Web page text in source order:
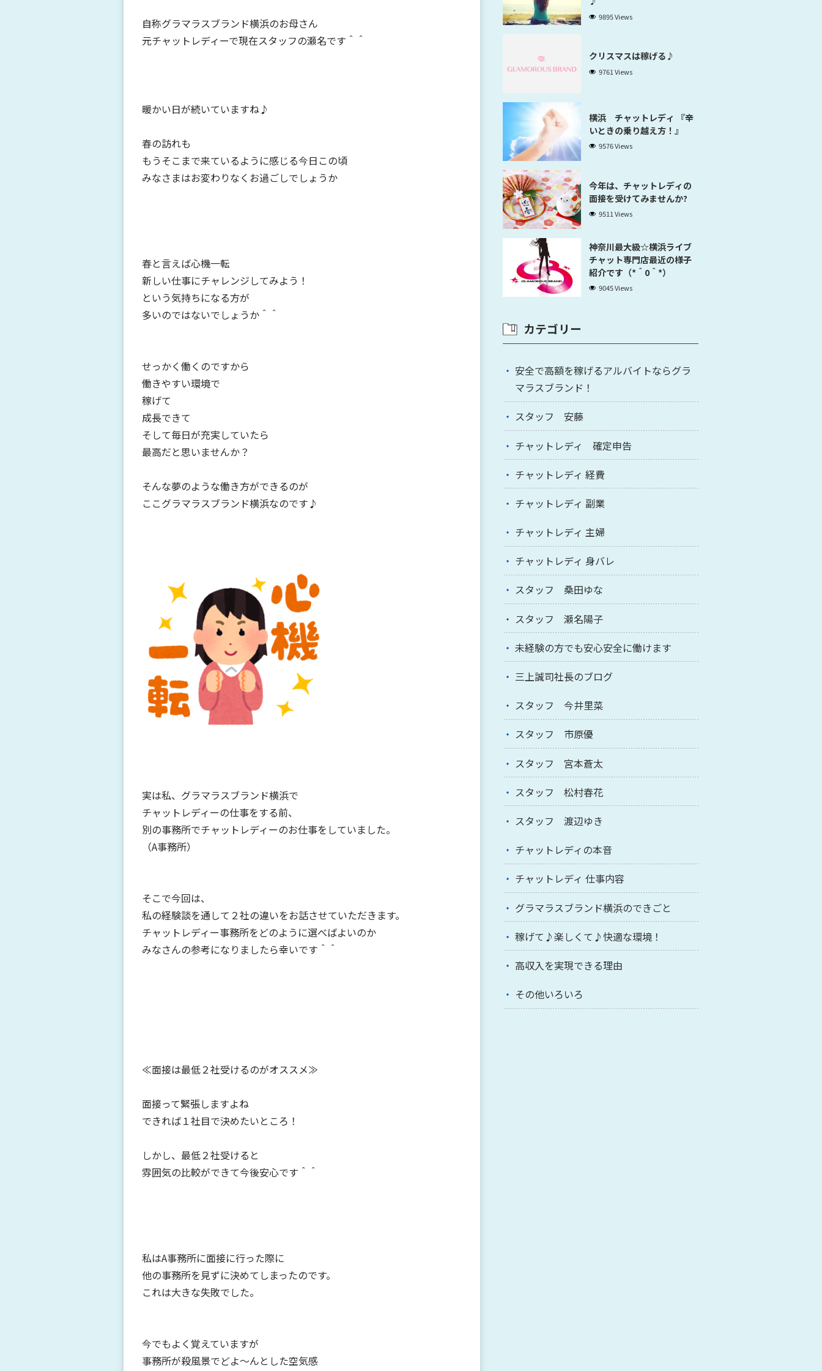
自称グラマラスブランド横浜のお母さん
元チャットレディーで現在スタッフの瀬名です＾＾
暖かい日が続いていますね♪
春の訪れも
もうそこまで来ているように感じる今日この頃
みなさまはお変わりなくお過ごしでしょうか
春と言えば心機一転
新しい仕事にチャレンジしてみよう！
という気持ちになる方が
多いのではないでしょうか＾＾
せっかく働くのですから
働きやすい環境で
稼げて
成長できて
そして毎日が充実していたら
最高だと思いませんか？
そんな夢のような働き方ができるのが
ここグラマラスブランド横浜なのです♪
実は私、グラマラスブランド横浜で
チャットレディーの仕事をする前、
別の事務所でチャットレディーのお仕事をしていました。
（A事務所）
そこで今回は、
私の経験談を通して２社の違いをお話させていただきます。
チャットレディー事務所をどのように選べばよいのか
みなさんの参考になりましたら幸いです＾＾
≪面接は最低２社受けるのがオススメ≫
面接って緊張しますよね
できれば１社目で決めたいところ！
しかし、最低２社受けると
雰囲気の比較ができて今後安心です＾＾
私はA事務所に面接に行った際に
他の事務所を見ずに決めてしまったのです。
これは大きな失敗でした。
今でもよく覚えていますが
事務所が殺風景でどよ～んとした空気感
9895 Views
クリスマスは稼げる♪
9761 Views
横浜 チャットレディ 『辛
いときの乗り越え方！』
9576 Views
今年は、チャットレディの
面接を受けてみませんか?
9511 Views
神奈川最大級☆横浜ライブ
チャット専門店最近の様子
紹介です（*＾0＾*）
9045 Views
カテゴリー
安全で高額を稼げるアルバイトならグラ
マラスブランド！
スタッフ 安藤
チャットレディ 確定申告
チャットレディ 経費
チャットレディ 副業
チャットレディ 主婦
チャットレディ 身バレ
スタッフ 桑田ゆな
スタッフ 瀬名陽子
未経験の方でも安心安全に働けます
三上誠司社長のブログ
スタッフ 今井里菜
スタッフ 市原優
スタッフ 宮本蒼太
スタッフ 松村春花
スタッフ 渡辺ゆき
チャットレディの本音
チャットレディ 仕事内容
グラマラスブランド横浜のできごと
稼げて♪楽しくて♪快適な環境！
高収入を実現できる理由
その他いろいろ